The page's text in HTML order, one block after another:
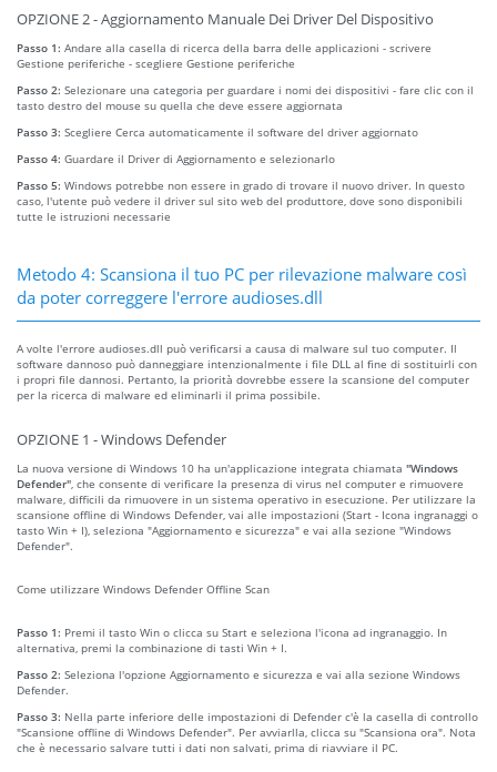
OPZIONE 2 - Aggiornamento Manuale Dei Driver Del Dispositivo
Passo 1: Andare alla casella di ricerca della barra delle applicazioni - scrivere
Gestione periferiche - scegliere Gestione periferiche
Passo 2: Selezionare una categoria per guardare i nomi dei dispositivi - fare clic con il
tasto destro del mouse su quella che deve essere aggiornata
Passo 3: Scegliere Cerca automaticamente il software del driver aggiornato
Passo 4: Guardare il Driver di Aggiornamento e selezionarlo
Passo 5: Windows potrebbe non essere in grado di trovare il nuovo driver. In questo
caso, l'utente può vedere il driver sul sito web del produttore, dove sono disponibili
tutte le istruzioni necessarie
Metodo 4: Scansiona il tuo PC per rilevazione malware così
da poter correggere l'errore audioses.dll
A volte l'errore audioses.dll può verificarsi a causa di malware sul tuo computer. Il
software dannoso può danneggiare intenzionalmente i file DLL al fine di sostituirli con
i propri file dannosi. Pertanto, la priorità dovrebbe essere la scansione del computer
per la ricerca di malware ed eliminarli il prima possibile.
OPZIONE 1 - Windows Defender
La nuova versione di Windows 10 ha un'applicazione integrata chiamata "Windows
Defender" , che consente di verificare la presenza di virus nel computer e rimuovere
malware, difficili da rimuovere in un sistema operativo in esecuzione. Per utilizzare la
scansione offline di Windows Defender, vai alle impostazioni (Start - Icona ingranaggi o
tasto Win + I), seleziona "Aggiornamento e sicurezza" e vai alla sezione "Windows
Defender".
Come utilizzare Windows Defender Offline Scan
Passo 1: Premi il tasto Win o clicca su Start e seleziona l'icona ad ingranaggio. In
alternativa, premi la combinazione di tasti Win + I.
Passo 2: Seleziona l'opzione Aggiornamento e sicurezza e vai alla sezione Windows
Defender.
Passo 3: Nella parte inferiore delle impostazioni di Defender c'è la casella di controllo
"Scansione offline di Windows Defender". Per avviarlla, clicca su "Scansiona ora". Nota
che è necessario salvare tutti i dati non salvati, prima di riavviare il PC.